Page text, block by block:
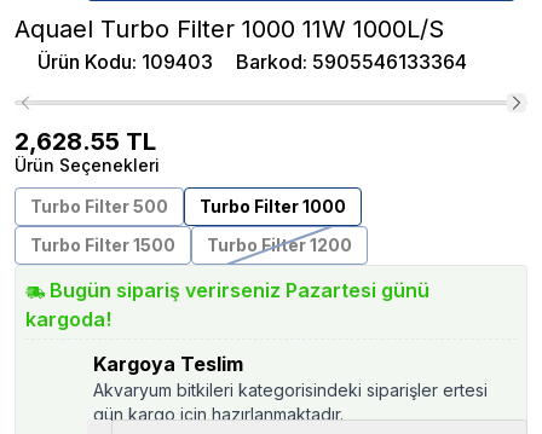
Aquael Turbo Filter 1000 11W 1000L/S
Ürün Kodu: 109403 Barkod: 5905546133364
2,628.55 TL
Ürün Seçenekleri
Turbo Filter 500
Turbo Filter 1000
Turbo Filter 1500
Turbo Filter 1200
Bugün sipariş verirseniz Pazartesi günü
kargoda!
Kargoya Teslim
Akvaryum bitkileri kategorisindeki siparişler ertesi
gün kargo için hazırlanmaktadır.